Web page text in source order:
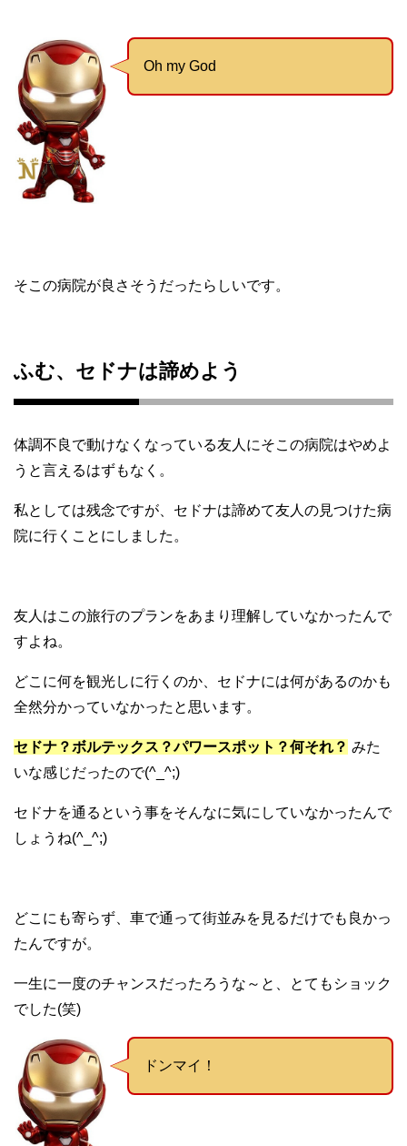
Oh my God
そこの病院が良さそうだったらしいです。
ふむ、セドナは諦めよう
体調不良で動けなくなっている友人にそこの病院はやめよ
うと言えるはずもなく。
私としては残念ですが、セドナは諦めて友人の見つけた病
院に行くことにしました。
友人はこの旅行のプランをあまり理解していなかったんで
すよね。
どこに何を観光しに行くのか、セドナには何があるのかも
全然分かっていなかったと思います。
セドナ？ボルテックス？パワースポット？何それ？ みた
いな感じだったので(^_^;)
セドナを通るという事をそんなに気にしていなかったんで
しょうね(^_^;)
どこにも寄らず、車で通って街並みを見るだけでも良かっ
たんですが。
一生に一度のチャンスだったろうな～と、とてもショック
でした(笑)
ドンマイ！